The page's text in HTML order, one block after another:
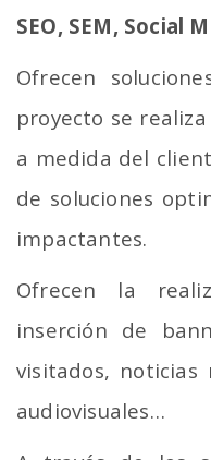
SEO, SEM, Social
Ofrecen
proyecto se
a medida del
de soluciones
impactantes.
Ofrecen la
inserción de
visitados, noticias
audiovisuales…